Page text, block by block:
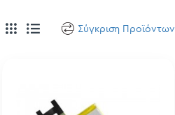
Σύγκριση Προϊόντων